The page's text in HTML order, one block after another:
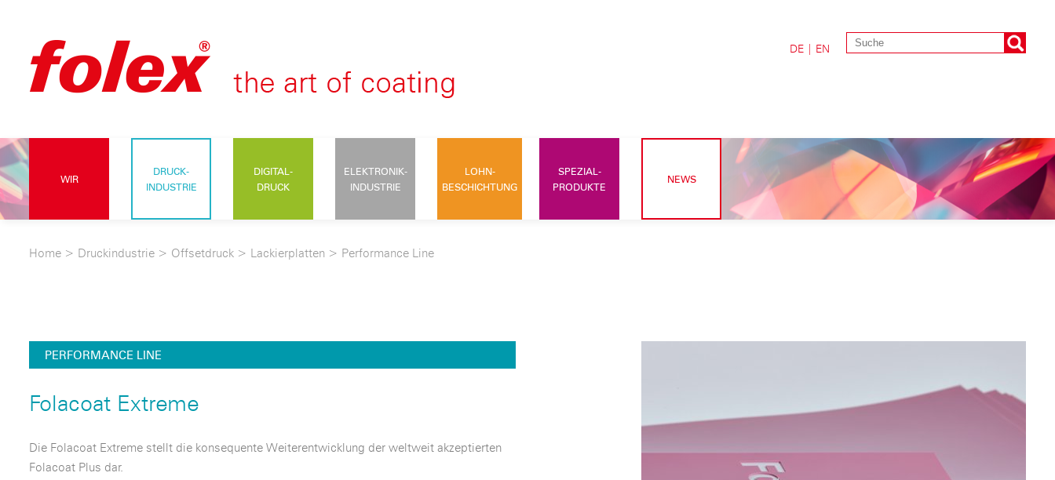
DE | EN
WIR
DRUCK-
INDUSTRIE
DIGITAL-
DRUCK
ELEKTRONIK-
INDUSTRIE
LOHN-
BESCHICHTUNG
SPEZIAL-
PRODUKTE
NEWS
Home > Druckindustrie > Offsetdruck > Lackierplatten > Performance Line
PERFORMANCE LINE
Folacoat Extreme
Die Folacoat Extreme stellt die konsequente Weiterentwicklung der weltweit akzeptierten
Folacoat Plus dar.